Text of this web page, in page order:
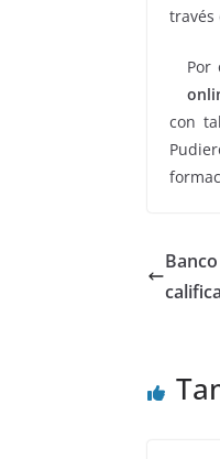
través
Por
con